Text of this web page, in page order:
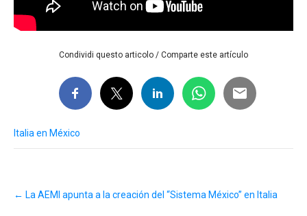
Condividi questo articolo / Comparte este artículo
Italia en México
navigation
← La AEMI apunta a la creación del “Sistema México” en Italia